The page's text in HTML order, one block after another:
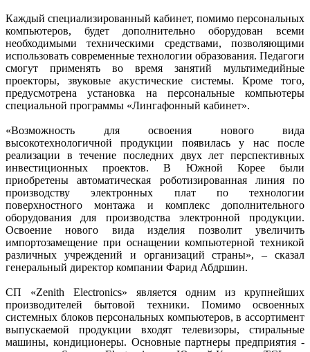
Каждый специализированный кабинет, помимо персональных
компьютеров, будет дополнительно оборудован всеми
необходимыми техническими средствами, позволяющими
использовать современные технологии образования. Педагоги
смогут применять во время занятий мультимедийные
проекторы, звуковые акустические системы. Кроме того,
предусмотрена установка на персональные компьютеры
специальной программы «Лингафонный кабинет».
«Возможность для освоения нового вида
высокотехнологичной продукции появилась у нас после
реализации в течение последних двух лет перспективных
инвестиционных проектов. В Южной Корее были
приобретены автоматическая роботизированная линия по
производству электронных плат по технологии
поверхностного монтажа и комплекс дополнительного
оборудования для производства электронной продукции.
Освоение нового вида изделия позволит увеличить
импортозамещение при оснащении компьютерной техникой
различных учреждений и организаций страны», – сказал
генеральный директор компании Фарид Абдршин.
СП «Zenith Electronics» является одним из крупнейших
производителей бытовой техники. Помимо освоенных
системных блоков персональных компьютеров, в ассортимент
выпускаемой продукции входят телевизоры, стиральные
машины, кондиционеры. Основные партнеры предприятия -